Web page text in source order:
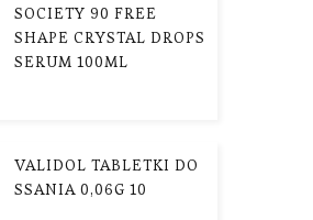
SOCIETY 90 FREE
SHAPE CRYSTAL DROPS
SERUM 100ML
VALIDOL TABLETKI DO
SSANIA 0,06G 10